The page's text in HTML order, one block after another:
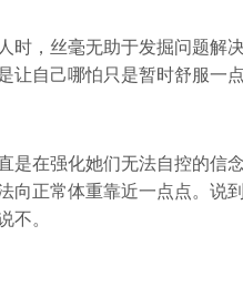
时，丝毫无助于发掘问题解
让自己哪怕只是暂时舒服一
是在强化她们无法自控的信
向正常体重靠近一点点。说
不。